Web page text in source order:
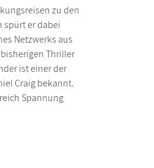
zu den
spürt er dabei
Netzwerks aus
Thriller
ist einer der
Craig bekannt.
Spannung